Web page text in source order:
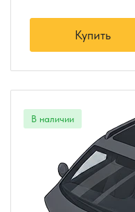
Купить